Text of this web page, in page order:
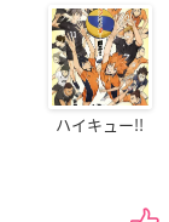
ハイキュー!!